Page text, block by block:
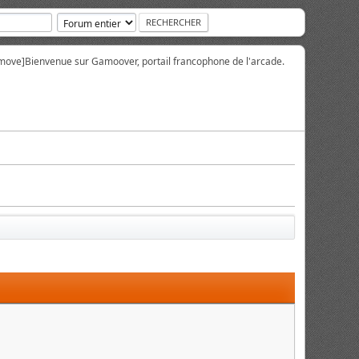
Bienvenue sur Gamoover, portail francophone de l'arcade.